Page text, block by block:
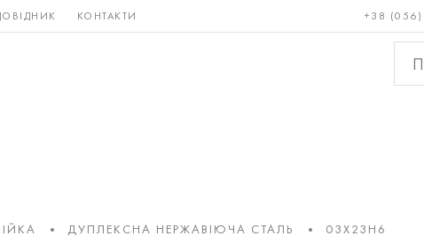
КОНТАКТИ +38
Рідкісні і Бронза, мідь,
метали
ДУПЛЕКСНА НЕРЖАВІЮЧА СТАЛЬ 03Х23Н6